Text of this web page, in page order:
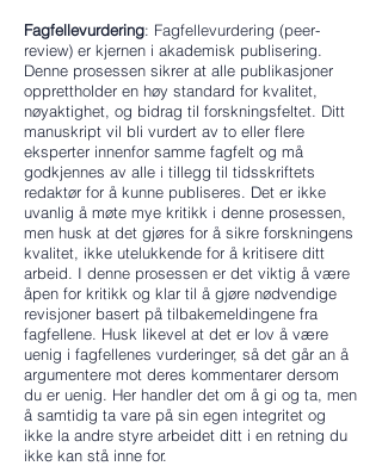
Fagfellevurdering: Fagfellevurdering (peer-
review) er kjernen i akademisk publisering.
Denne prosessen sikrer at alle publikasjoner
opprettholder en høy standard for kvalitet,
nøyaktighet, og bidrag til forskningsfeltet. Ditt
manuskript vil bli vurdert av to eller flere
eksperter innenfor samme fagfelt og må
godkjennes av alle i tillegg til tidsskriftets
redaktør for å kunne publiseres. Det er ikke
uvanlig å møte mye kritikk i denne prosessen,
men husk at det gjøres for å sikre forskningens
kvalitet, ikke utelukkende for å kritisere ditt
arbeid. I denne prosessen er det viktig å være
åpen for kritikk og klar til å gjøre nødvendige
revisjoner basert på tilbakemeldingene fra
fagfellene. Husk likevel at det er lov å være
uenig i fagfellenes vurderinger, så det går an å
argumentere mot deres kommentarer dersom
du er uenig. Her handler det om å gi og ta, men
å samtidig ta vare på sin egen integritet og
ikke la andre styre arbeidet ditt i en retning du
ikke kan stå inne for.